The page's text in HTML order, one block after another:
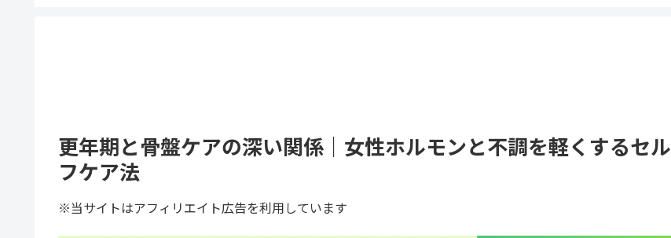
更年期と骨盤ケアの深い関係｜女性ホルモンと不調を軽くするセル
フケア法
※当サイトはアフィリエイト広告を利用しています